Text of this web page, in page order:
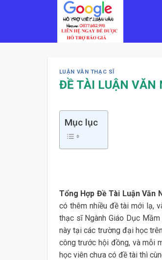
LUẬN VĂN THẠC SĨ
ĐỀ TÀI LUẬN VĂN
Mục lục
Tổng Hợp Đề Tài Luận Văn
có thêm nhiều đề tài mới lạ,
thạc sĩ Ngành Giáo Dục
này tại các trường đại học
công trước hội đồng, và mỗi
học viên chưa có đề tài thì